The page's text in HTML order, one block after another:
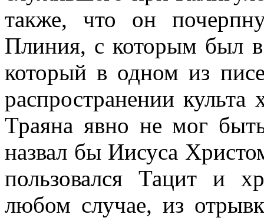
также, что он
Плиния, с которым был
который в одном из
распространении
Траяна явно не мог
назвал бы Иисуса
пользовался Тацит и
любом случае, из